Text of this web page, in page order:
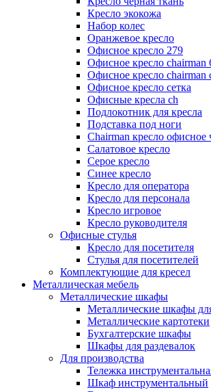
Кресло экокожа
Набор колес
Оранжевое кресло
Офисное кресло 279
Офисное кресло chairman
Офисное кресло chairman
Офисное кресло сетка
Офисные кресла ch
Подлокотник для кресла
Подставка под ноги
Сhairman кресло офисное
Салатовое кресло
Серое кресло
Синее кресло
Кресло для оператора
Кресло для персонала
Кресло игровое
Кресло руководителя
Офисные стулья
Кресло для посетителя
Стулья для посетителей
Комплектующие для кресел
Металлическая мебель
Металлические шкафы
Металлические шкафы
Металлические картотеки
Бухгалтерские шкафы
Шкафы для раздевалок
Для производства
Тележка
Шкаф инструментальный